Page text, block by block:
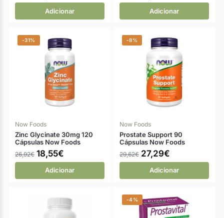
Adicionar Adicionar
-31%
Now Foods
Zinc Glycinate 30mg 120
Cápsulas Now Foods
26,92€ 18,55€
Adicionar
-8%
Now Foods
Prostate Support 90
Cápsulas Now Foods
29,62€ 27,29€
Adicionar
-4%